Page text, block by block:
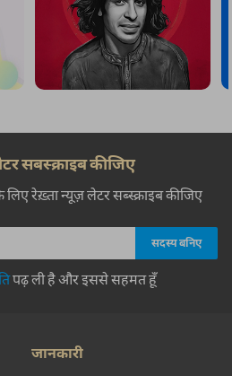
सबस्क्राइब कीजिए
लिए रेख़्ता न्यूज़ लेटर सब्स्क्राइब कीजिए
पढ़ ली है और इससे सहमत हूँ
जानकारी